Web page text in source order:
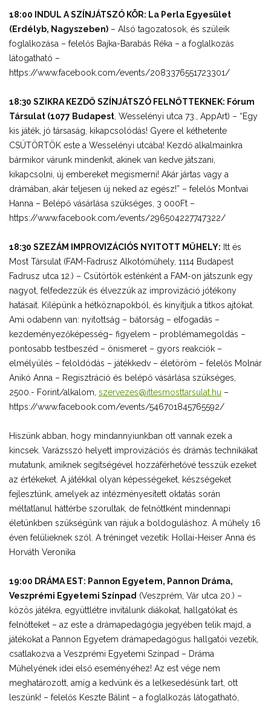
18:00 INDUL A SZÍNJÁTSZÓ KÖR: La Perla Egyesület
(Erdélyb, Nagyszeben) – Alsó tagozatosok, és szüleik
foglalkozása – felelős Bajka-Barabás Réka – a foglalkozás
látogatható –
https://www.facebook.com/events/2083376551723301/
18:30 SZIKRA KEZDŐ SZÍNJÁTSZÓ FELNŐTTEKNEK: Fórum
Társulat (1077 Budapest , Wesselényi utca 73., AppArt) – “Egy
kis játék, jó társaság, kikapcsolódás! Gyere el kéthetente
CSÜTÖRTÖK este a Wesselényi utcába! Kezdő alkalmainkra
bármikor várunk mindenkit, akinek van kedve játszani,
kikapcsolni, új embereket megismerni! Akár jártas vagy a
drámában, akár teljesen új neked az egész!” – felelős Montvai
Hanna – Belépő vásárlása szükséges, 3 000Ft –
https://www.facebook.com/events/296504227747322/
18:30 SZEZÁM IMPROVIZÁCIÓS NYITOTT MŰHELY: Itt és
Most Társulat (FAM-Fadrusz Alkotóműhely, 1114 Budapest
Fadrusz utca 12.) – Csütörtök esténként a FAM-on játszunk egy
nagyot, felfedezzük és élvezzük az improvizáció jótékony
hatásait. Kilépünk a hétköznapokból, és kinyitjuk a titkos ajtókat.
Ami odabenn van: nyitottság – bátorság – elfogadás –
kezdeményezőképesség– figyelem – problémamegoldás –
pontosabb testbeszéd – önismeret – gyors reakciók –
elmélyülés – feloldódás – játékkedv – életöröm – felelős Molnár
Anikó Anna – Regisztráció és belépő vásárlása szükséges,
2500.- Forint/alkalom, szervezes@ittesmosttarsulat.hu –
https://www.facebook.com/events/546701845765592/
Hiszünk abban, hogy mindannyiunkban ott vannak ezek a
kincsek. Varázsszó helyett improvizációs és drámás technikákat
mutatunk, amiknek segítségével hozzáférhetővé tesszük ezeket
az értékeket. A játékkal olyan képességeket, készségeket
fejlesztünk, amelyek az intézményesített oktatás során
méltatlanul háttérbe szorultak, de felnőttként mindennapi
életünkben szükségünk van rájuk a boldoguláshoz. A műhely 16
éven felülieknek szól. A tréninget vezetik: Hollai-Heiser Anna és
Horváth Veronika
19:00 DRÁMA EST: Pannon Egyetem, Pannon Dráma,
Veszprémi Egyetemi Színpad (Veszprém, Vár utca 20.) –
közös játékra, együttlétre invitálunk diákokat, hallgatókat és
felnőtteket – az este a drámapedagógia jegyében telik majd, a
játékokat a Pannon Egyetem drámapedagógus hallgatói vezetik,
csatlakozva a Veszprémi Egyetemi Színpad – Dráma
Műhelyének idei első eseményéhez! Az est vége nem
meghatározott, amíg a kedvünk és a lelkesedésünk tart, ott
leszünk! – felelős Keszte Bálint – a foglalkozás látogatható,